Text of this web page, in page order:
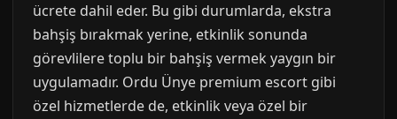
ücrete dahil eder. Bu gibi durumlarda, ekstra
bahşiş bırakmak yerine, etkinlik sonunda
görevlilere toplu bir bahşiş vermek yaygın bir
uygulamadır. Ordu Ünye premium escort gibi
özel hizmetlerde de, etkinlik veya özel bir